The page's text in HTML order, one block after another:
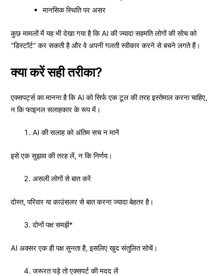
मानसिक स्थिति पर असर
कुछ मामलों में यह भी देखा गया है कि AI की ज्यादा सहमति लोगों की सोच को
“डिस्टॉर्ट” कर सकती है और वे अपनी गलती स्वीकार करने से बचने लगते हैं।
क्या करें सही तरीका?
एक्सपर्ट्स का मानना है कि AI को सिर्फ एक टूल की तरह इस्तेमाल करना चाहिए,
न कि फाइनल सलाहकार के रूप में।
AI की सलाह को अंतिम सच न मानें
इसे एक सुझाव की तरह लें, न कि निर्णय।
असली लोगों से बात करें
दोस्त, परिवार या काउंसलर से बात करना ज्यादा बेहतर है।
दोनों पक्ष समझें*
AI अक्सर एक ही पक्ष सुनता है, इसलिए खुद संतुलित सोचें।
जरूरत पड़े तो एक्सपर्ट की मदद लें